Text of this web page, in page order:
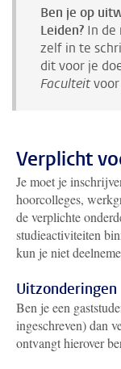
Ben je op
Leiden? In de
zelf in te
dit voor je
Faculteit
Verplicht
Je moet je
hoorcolleges,
de verplichte
studieactiviteiten
kun je niet
Uitzonderingen
Ben je een
ingeschreven) dan
ontvangt hierover